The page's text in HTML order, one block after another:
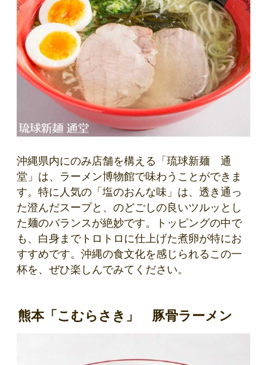
沖縄県内にのみ店舗を構える「琉球新麺 通
堂」は、ラーメン博物館で味わうことができま
す。特に人気の「塩のおんな味」は、透き通っ
た澄んだスープと、のどごしの良いツルッとし
た麺のバランスが絶妙です。トッピングの中で
も、白身までトロトロに仕上げた煮卵が特にお
すすめです。沖縄の食文化を感じられるこの一
杯を、ぜひ楽しんでみてください。
熊本「こむらさき」 豚骨ラーメン